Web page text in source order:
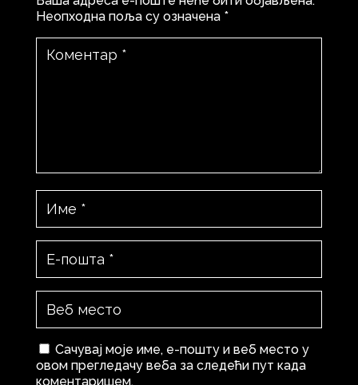
Неопходна поља су означена *
Сачувај моје име, е-пошту и веб место у
овом прегледачу веба за следећи пут када
коментаришем.